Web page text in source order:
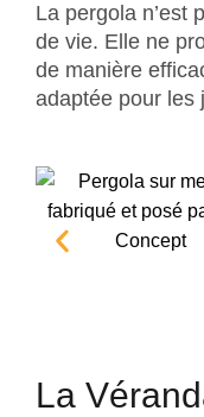
La pergola n’est
de vie. Elle ne
de manière
adaptée pour les
La